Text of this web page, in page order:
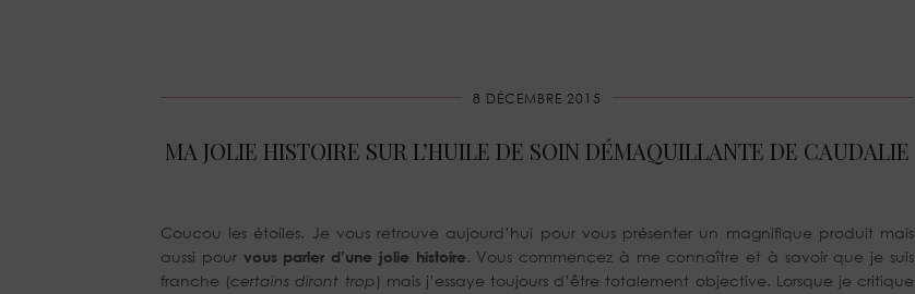
8 DÉCEMBRE 2015
MA JOLIE HISTOIRE SUR L’HUILE DE SOIN DÉMAQUILLANTE DE CAUDALIE
Coucou les étoiles. Je vous retrouve aujourd’hui pour vous présenter un magnifique produit mais
aussi pour vous parler d’une jolie histoire. Vous commencez à me connaître et à savoir que je suis
franche (certains diront trop) mais j’essaye toujours d’être totalement objective. Lorsque je critique